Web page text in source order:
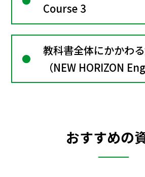
Course 3
教科書全体にかかわ
（NEW HORIZON
Course３）
おすすめの